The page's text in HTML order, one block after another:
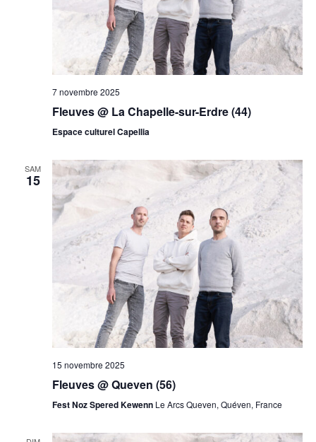
7 novembre 2025
Fleuves @ La Chapelle-sur-Erdre (44)
Espace culturel Capellia
SAM
15
15 novembre 2025
Fleuves @ Queven (56)
Fest Noz Spered Kewenn Le Arcs Queven, Quéven, France